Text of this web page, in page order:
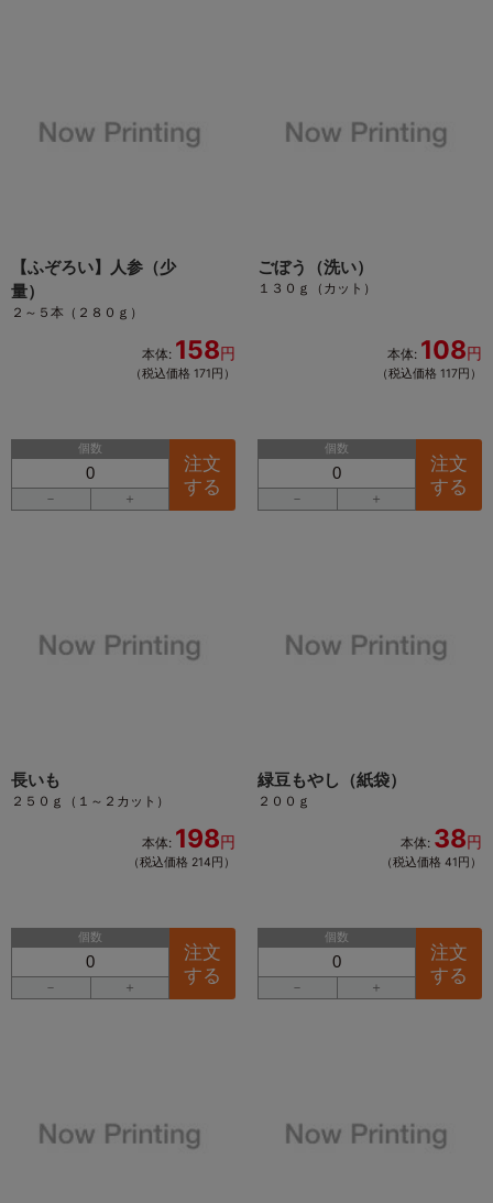
【ふぞろい】人参（少
量）
２～５本（２８０ｇ）
本体: 158円
（税込価格 171円）
個数
－ ＋
注文
する
ごぼう（洗い）
１３０ｇ（カット）
本体: 108円
（税込価格 117円）
個数
－ ＋
注文
する
長いも
２５０ｇ（１～２カット）
本体: 198円
（税込価格 214円）
個数
－ ＋
注文
する
緑豆もやし（紙袋）
２００ｇ
本体: 38円
（税込価格 41円）
個数
－ ＋
注文
する